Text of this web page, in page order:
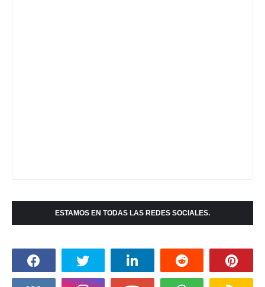
ESTAMOS EN TODAS LAS REDES SOCIALES.